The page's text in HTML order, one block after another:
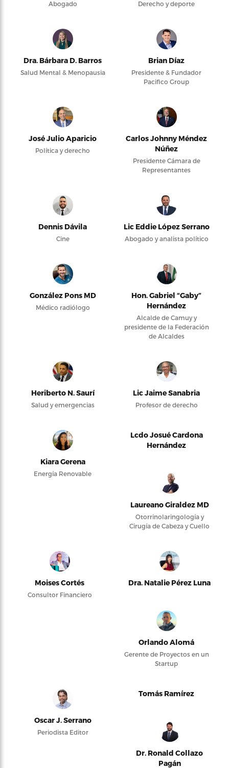
Abogado Derecho y deporte
Dra. Bárbara D. Barros
Salud Mental & Menopausia
Brian Díaz
Presidente & Fundador
Pacifico Group
José Julio Aparicio
Política y derecho
Carlos Johnny Méndez
Núñez
Presidente Cámara de
Representantes
Dennis Dávila
Cine
Lic Eddie López Serrano
Abogado y analista político
González Pons MD
Médico radiólogo
Hon. Gabriel “Gaby”
Hernández
Alcalde de Camuy y
presidente de la Federación
de Alcaldes
Heriberto N. Saurí
Salud y emergencias
Lic Jaime Sanabria
Profesor de derecho
Kiara Gerena
Energía Renovable
Lcdo Josué Cardona
Hernández
Laureano Giraldez MD
Otorrinolaringología y
Cirugía de Cabeza y Cuello
Moises Cortés
Consultor Financiero
Dra. Natalie Pérez Luna
Orlando Alomá
Gerente de Proyectos en un
Startup
Oscar J. Serrano
Periodista Editor
Tomás Ramírez
Dr. Ronald Collazo
Pagán